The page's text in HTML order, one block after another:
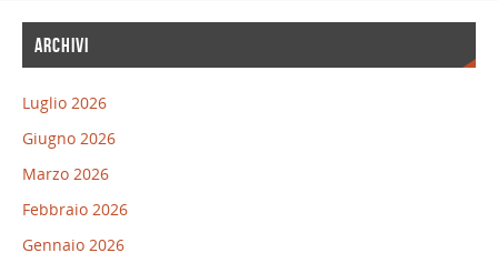
ARCHIVI
Luglio 2026
Giugno 2026
Marzo 2026
Febbraio 2026
Gennaio 2026